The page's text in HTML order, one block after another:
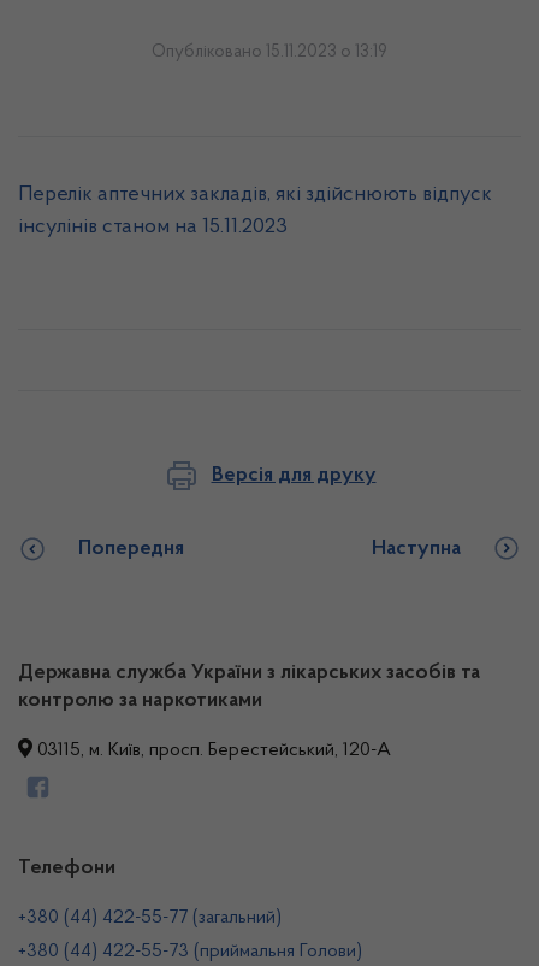
Опубліковано 15.11.2023 о 13:19
Перелік аптечних закладів, які здійснюють відпуск
інсулінів станом на 15.11.2023
Версія для друку
Попередня Наступна
Державна служба України з лікарських засобів та
контролю за наркотиками
03115, м. Київ, просп. Берестейський, 120-А
Телефони
+380 (44) 422-55-77 (загальний)
+380 (44) 422-55-73 (приймальня Голови)